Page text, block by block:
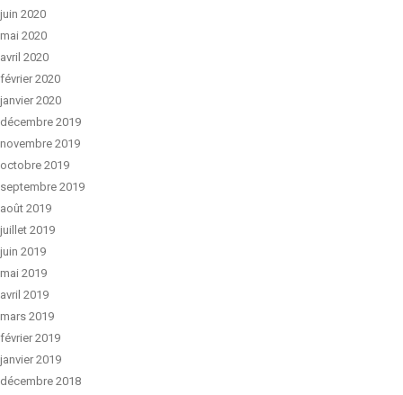
juin 2020
mai 2020
avril 2020
février 2020
janvier 2020
décembre 2019
novembre 2019
octobre 2019
septembre 2019
août 2019
juillet 2019
juin 2019
mai 2019
avril 2019
mars 2019
février 2019
janvier 2019
décembre 2018